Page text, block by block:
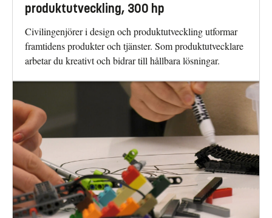
produktutveckling, 300 hp
Civilingenjörer i design och produktutveckling utformar
framtidens produkter och tjänster. Som produktutvecklare
arbetar du kreativt och bidrar till hållbara lösningar.